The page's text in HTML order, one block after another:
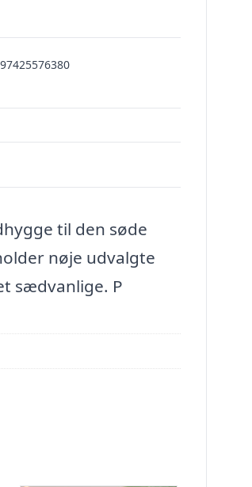
til den søde
nøje udvalgte
sædvanlige. P